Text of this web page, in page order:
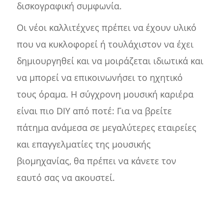
δισκογραφική συμφωνία.
Οι νέοι καλλιτέχνες πρέπει να έχουν υλικό
που να κυκλοφορεί ή τουλάχιστον να έχει
δημιουργηθεί και να μοιράζεται ιδιωτικά και
να μπορεί να επικοινωνήσει το ηχητικό
τους όραμα. Η σύγχρονη μουσική καριέρα
είναι πιο DIY από ποτέ: Για να βρείτε
πάτημα ανάμεσα σε μεγαλύτερες εταιρείες
και επαγγελματίες της μουσικής
βιομηχανίας, θα πρέπει να κάνετε τον
εαυτό σας να ακουστεί.